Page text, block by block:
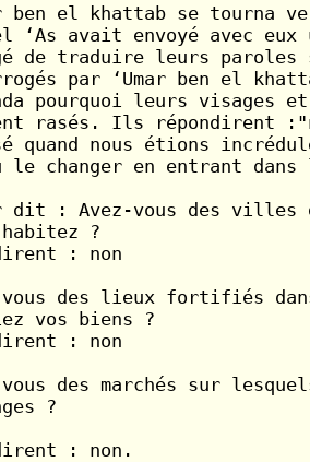
ben el khattab se tourna
‘As avait envoyé avec
de traduire leurs
par ‘Umar ben el
pourquoi leurs visages
rasés. Ils répondirent
quand nous étions
le changer en entrant dans
dit : Avez-vous des villes
?
: non
vous des lieux fortifiés
vos biens ?
: non
vous des marchés sur
?
: non.